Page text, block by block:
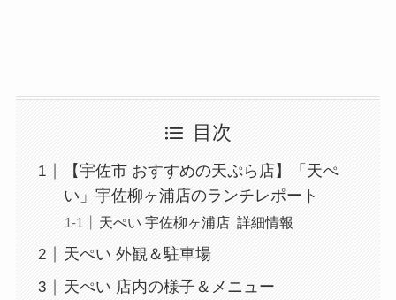
目次
【宇佐市 おすすめの天ぷら店】「天ぺ
い」宇佐柳ヶ浦店のランチレポート
天ぺい 宇佐柳ヶ浦店 詳細情報
天ぺい 外観＆駐車場
天ぺい 店内の様子＆メニュー